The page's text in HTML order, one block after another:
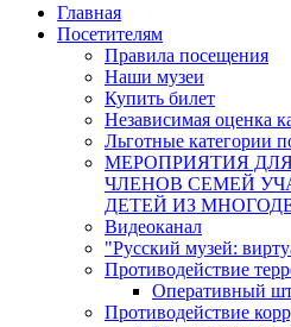
Главная
Посетителям
Правила посещения
Наши музеи
Купить билет
Независимая оценка
Льготные категории
МЕРОПРИЯТИЯ
ЧЛЕНОВ СЕМЕЙ
ДЕТЕЙ ИЗ
Видеоканал
"Русский музей:
Противодействие
Оперативный
Противодействие